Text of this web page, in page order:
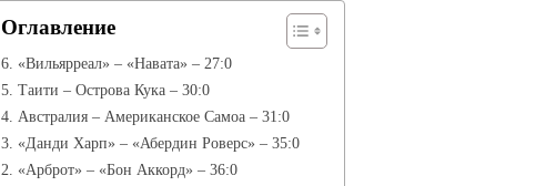
Оглавление
6. «Вильярреал» – «Навата» – 27:0
5. Таити – Острова Кука – 30:0
4. Австралия – Американское Самоа – 31:0
3. «Данди Харп» – «Абердин Роверс» – 35:0
2. «Арброт» – «Бон Аккорд» – 36:0